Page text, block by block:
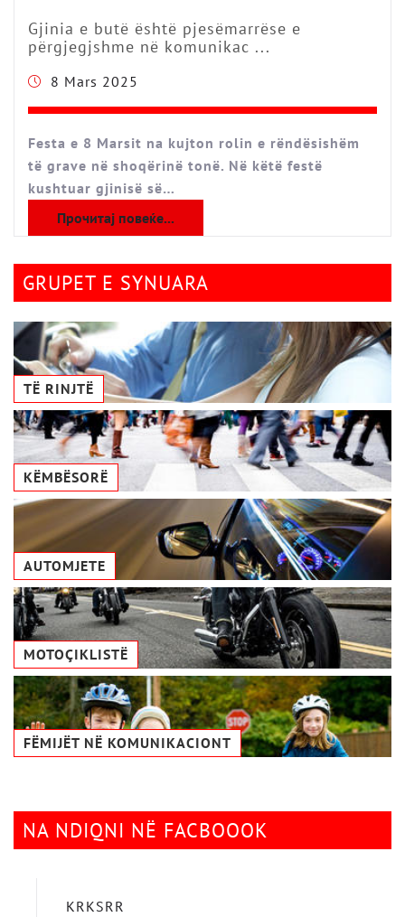
Gjinia e butë është pjesëmarrëse e
përgjegjshme në komunikac ...
8 Mars 2025
Festa e 8 Marsit na kujton rolin e rëndësishëm
të grave në shoqërinë tonë. Në këtë festë
kushtuar gjinisë së…
Прочитај повеќе...
GRUPET E SYNUARA
TË RINJTË
KËMBËSORË
AUTOMJETE
MOTOÇIKLISTË
FËMIJËT NË KOMUNIKACIONТ
NA NDIQNI NË FACBOOOK
KRKSRR